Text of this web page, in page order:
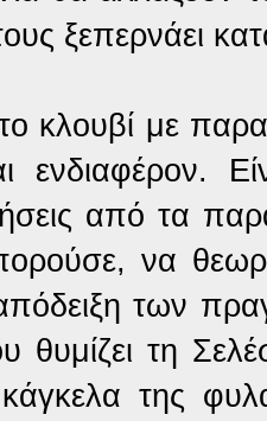
ξεπερνάει
κλουβί με
ενδιαφέρον.
από τα
να
απόδειξη των
θυμίζει τη
της